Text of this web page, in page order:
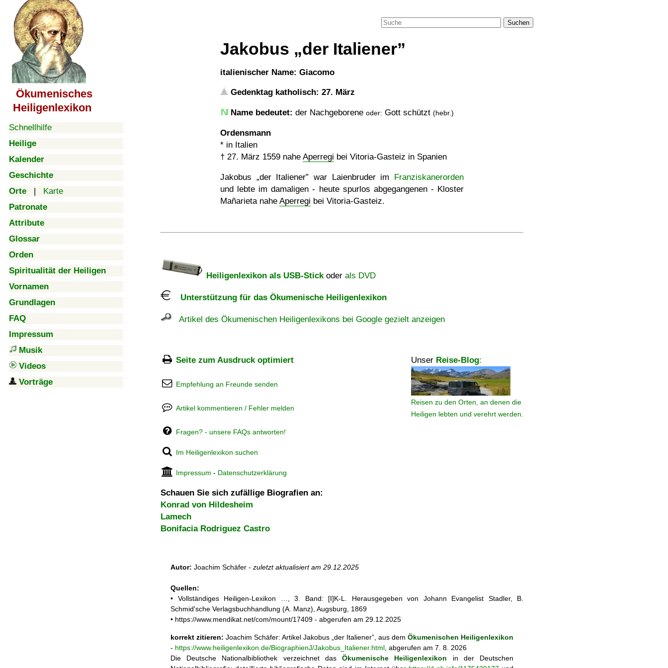
Ökumenisches
Heiligenlexikon
Schnellhilfe
Heilige
Kalender
Geschichte
Orte | Karte
Patronate
Attribute
Glossar
Orden
Spiritualität der Heiligen
Vornamen
Grundlagen
FAQ
Impressum
Musik
Videos
Vorträge
Suchen
Jakobus der Italiener
italienischer Name: Giacomo
Gedenktag katholisch: 27. März
Name bedeutet: der Nachgeborene oder: Gott schützt (hebr.)
Ordensmann
* in Italien
† 27. März 1559 nahe Aperregi bei Vitoria-Gasteiz in Spanien
Jakobus der Italiener war Laienbruder im Franziskanerorden
und lebte im damaligen - heute spurlos abgegangenen - Kloster
Mañarieta nahe Aperregi bei Vitoria-Gasteiz.
Heiligenlexikon als USB-Stickoder als DVD
Unterstützung für das Ökumenische Heiligenlexikon
Artikel des Ökumenischen Heiligenlexikons bei Google gezielt anzeigen
Seite zum Ausdruck optimiert Unser Reise-Blog:
Reisen zu den Orten, an denen die
Heiligen lebten und verehrt werden.
Empfehlung an Freunde senden
Artikel kommentieren / Fehler melden
Fragen? - unsere FAQs antworten!
Im Heiligenlexikon suchen
Impressum - Datenschutzerklärung
Schauen Sie sich zufällige Biografien an:
Konrad von Hildesheim
Lamech
Bonifacia Rodriguez Castro
Autor: Joachim Schäfer - zuletzt aktualisiert am 29.12.2025
Quellen:
• Vollständiges Heiligen-Lexikon …, 3. Band: [I]K-L. Herausgegeben von Johann Evangelist Stadler, B.
Schmid'sche Verlagsbuchhandlung (A. Manz), Augsburg, 1869
• https://www.mendikat.net/com/mount/17409 - abgerufen am 29.12.2025
korrekt zitieren: Joachim Schäfer: Artikel Jakobus der Italiener , aus dem Ökumenischen Heiligenlexikon
- https://www.heiligenlexikon.de/BiographienJ/Jakobus_Italiener.html , abgerufen am 7. 8. 2026
Die Deutsche Nationalbibliothek verzeichnet dasÖkumenische Heiligenlexikon in der Deutschen